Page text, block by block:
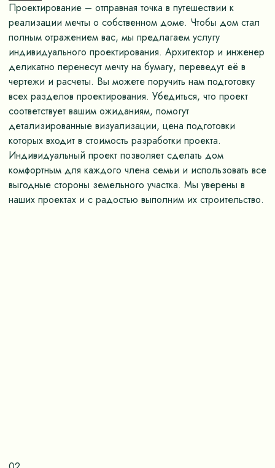
Проектирование – отправная точка в путешествии к
реализации мечты о собственном доме. Чтобы дом стал
полным отражением вас, мы предлагаем услугу
индивидуального проектирования. Архитектор и инженер
деликатно перенесут мечту на бумагу, переведут её в
чертежи и расчеты. Вы можете поручить нам подготовку
всех разделов проектирования. Убедиться, что проект
соответствует вашим ожиданиям, помогут
детализированные визуализации, цена подготовки
которых входит в стоимость разработки проекта.
Индивидуальный проект позволяет сделать дом
комфортным для каждого члена семьи и использовать все
выгодные стороны земельного участка. Мы уверены в
наших проектах и с радостью выполним их строительство.